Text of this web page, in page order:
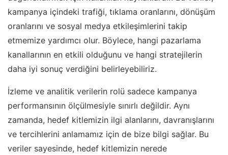
kampanya içindeki trafiği, tıklama oranlarını, dönüşüm
oranlarını ve sosyal medya etkileşimlerini takip
etmemize yardımcı olur. Böylece, hangi pazarlama
kanallarının en etkili olduğunu ve hangi stratejilerin
daha iyi sonuç verdiğini belirleyebiliriz.
İzleme ve analitik verilerin rolü sadece kampanya
performansının ölçülmesiyle sınırlı değildir. Aynı
zamanda, hedef kitlemizin ilgi alanlarını, davranışlarını
ve tercihlerini anlamamız için de bize bilgi sağlar. Bu
veriler sayesinde, hedef kitlemizin nerede